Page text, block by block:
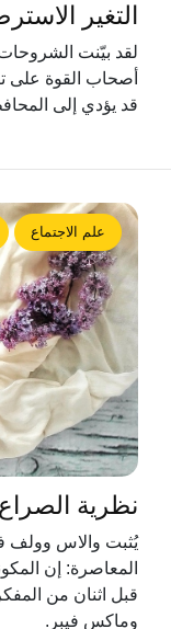
التغير
لقد بيّنت الشروحات
أصحاب القوة على
قد يؤدي إلى
علم الاجتماع
نظرية
يُثبت والاس وولف
المعاصرة: إن
قبل اثنان من
وماكس فيبر.